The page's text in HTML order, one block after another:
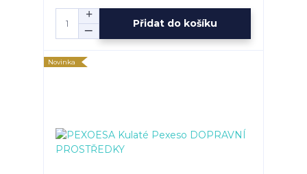
Přidat do košíku
Novinka